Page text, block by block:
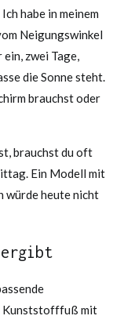
habe in meinem
Neigungswinkel
zwei Tage,
die Sonne steht.
brauchst oder
brauchst du oft
Ein Modell mit
würde heute nicht
Kunststofffuß mit